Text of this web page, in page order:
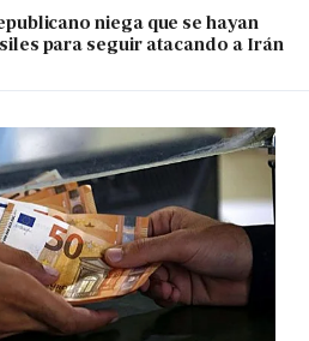
niega que se hayan
para seguir atacando a Irán